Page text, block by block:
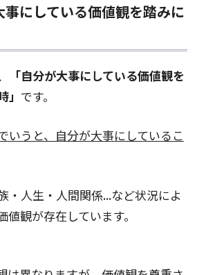
にしている価値観を踏みに
「自分が大事にしている価値観を
です。
いうと、自分が大事にしているこ
・人生・人間関係...など状況によ
値観が存在しています。